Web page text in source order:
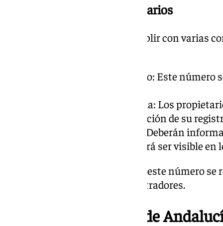
Obligaciones de los propietarios
Los arrendadores deberán cumplir con varias
1. Obtener un número de registro: Este número
2. Aportar información requerida: Los
necesarios para el alta o renovación de su
3. Comunicación a plataforma: Deberán
su número de registro, que deberá ser visible
El procedimiento para solicitar este número se
electrónica del Colegio de Registradores.
Registro de Turismo de